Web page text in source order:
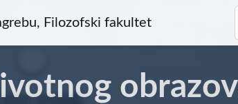
Filozofski fakultet